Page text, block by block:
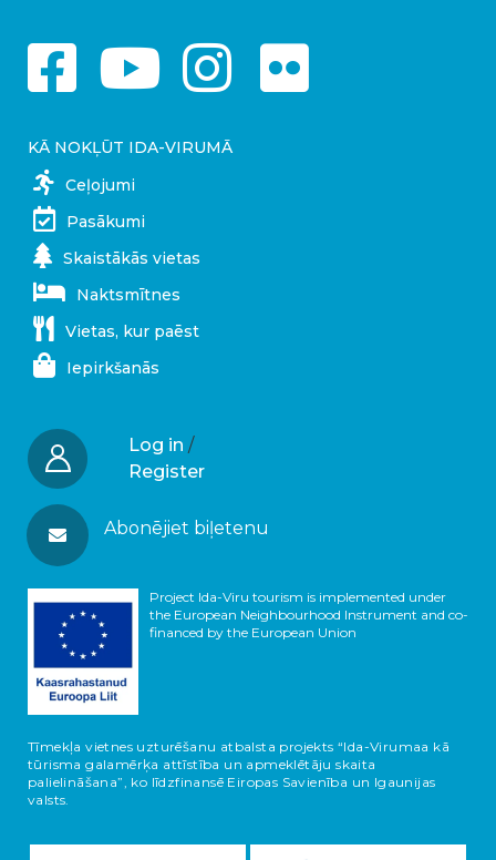
KĀ NOKĻŪT IDA-VIRUMĀ
Ceļojumi
Pasākumi
Skaistākās vietas
Naktsmītnes
Vietas, kur paēst
Iepirkšanās
Log in /
Register
Abonējiet biļetenu
Project Ida-Viru tourism is implemented under
the European Neighbourhood Instrument and co-
financed by the European Union
Tīmekļa vietnes uzturēšanu atbalsta projekts “Ida-Virumaa kā
tūrisma galamērķa attīstība un apmeklētāju skaita
palielināšana”, ko līdzfinansē Eiropas Savienība un Igaunijas
valsts.